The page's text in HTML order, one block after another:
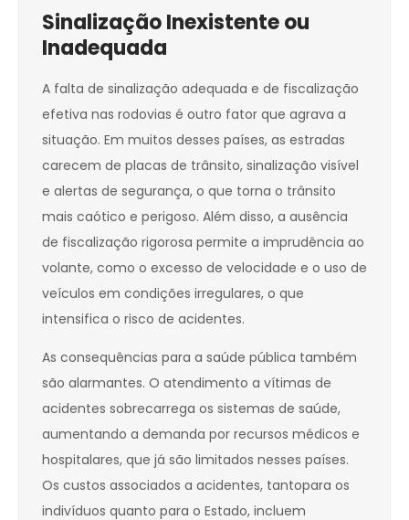
Sinalização Inexistente ou
Inadequada
A falta de sinalização adequada e de fiscalização
efetiva nas rodovias é outro fator que agrava a
situação. Em muitos desses países, as estradas
carecem de placas de trânsito, sinalização visível
e alertas de segurança, o que torna o trânsito
mais caótico e perigoso. Além disso, a ausência
de fiscalização rigorosa permite a imprudência ao
volante, como o excesso de velocidade e o uso de
veículos em condições irregulares, o que
intensifica o risco de acidentes.
As consequências para a saúde pública também
são alarmantes. O atendimento a vítimas de
acidentes sobrecarrega os sistemas de saúde,
aumentando a demanda por recursos médicos e
hospitalares, que já são limitados nesses países.
Os custos associados a acidentes, tantopara os
indivíduos quanto para o Estado, incluem